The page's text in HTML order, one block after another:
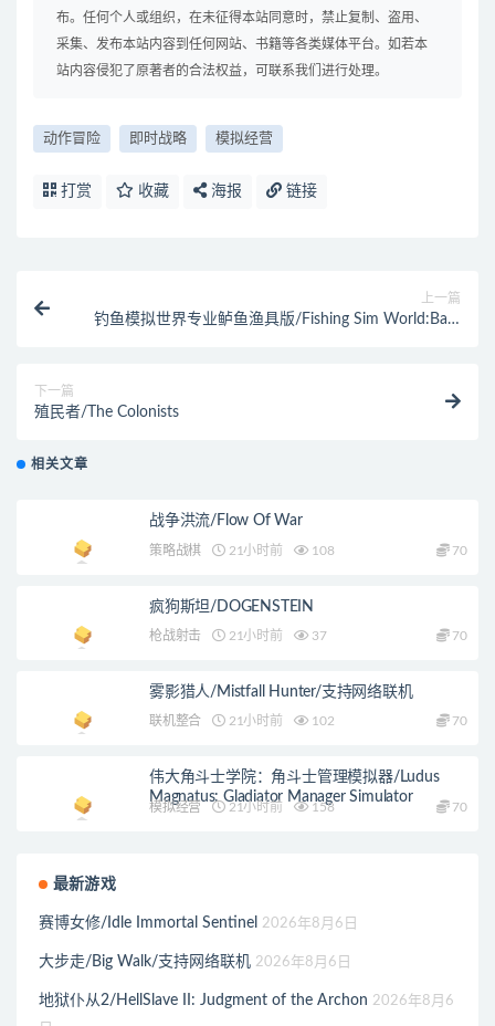
布。任何个人或组织，在未征得本站同意时，禁止复制、盗用、
采集、发布本站内容到任何网站、书籍等各类媒体平台。如若本
站内容侵犯了原著者的合法权益，可联系我们进行处理。
动作冒险 即时战略 模拟经营
打赏 收藏 海报 链接
上一篇
钓鱼模拟世界专业鲈鱼渔具版/Fishing Sim World:Bass
下一篇
殖民者/The Colonists
相关文章
战争洪流/Flow Of War
策略战棋 21小时前 108 70
疯狗斯坦/DOGENSTEIN
枪战射击 21小时前 37 70
雾影猎人/Mistfall Hunter/支持网络联机
联机整合 21小时前 102 70
伟大角斗士学院：角斗士管理模拟器/Ludus
Magnatus: Gladiator Manager Simulator
模拟经营 21小时前 158 70
最新游戏
赛博女修/Idle Immortal Sentinel 2026年8月6日
大步走/Big Walk/支持网络联机 2026年8月6日
地狱仆从2/HellSlave II: Judgment of the Archon 2026年8月6